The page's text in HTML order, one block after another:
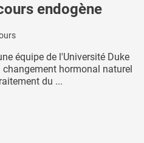
endogène
équipe de l'Université Duke
hormonal naturel
du ...